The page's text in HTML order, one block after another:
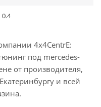
0.4
4x4CentrE:
под mercedes-
от производителя,
и всей